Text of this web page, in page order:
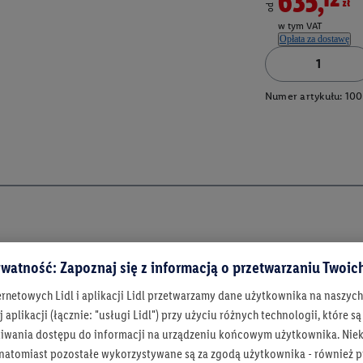
od
w tym VAT
Opłata za dostawę
Numer artykułu:
Zapoznaj się z informacją o przetwarzaniu
Lidl i aplikacji Lidl przetwarzamy dane użytkownika na
aplikacji (łącznie: "usługi Lidl") przy użyciu różnych technologii, które
dostępu do informacji na urządzeniu końcowym użytkownika.
pozostałe wykorzystywane są za zgodą użytkownika - również